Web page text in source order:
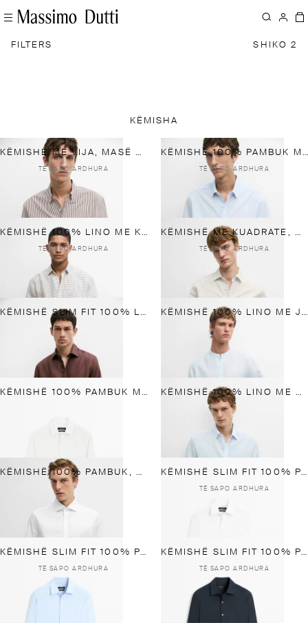
FILTERS SHIKO 2
KËMISHA
KËMISHË ME VIJA, MASË KLASIKE, 100% PAMBUK
TË SAPO ARDHURA
KËMISHË 100% PAMBUK ME VIJA DHE MASË KLASIKE
TË SAPO ARDHURA
KËMISHË 100% LINO ME KUADRATE DHE MASË KLASIKE
TË SAPO ARDHURA
KËMISHË ME KUADRATE, MASË KLASIKE, 100% PAMBUK
TË SAPO ARDHURA
KËMISHË SLIM FIT 100% LINO KËMISHË 100% LINO ME JAKË SPORTIVE DHE MASË KLASIKE
KËMISHË 100% PAMBUK ME VIJA KËMISHË 100% LINO ME MASË KLASIKE
KËMISHË 100% PAMBUK, MASË KLASIKE KËMISHË SLIM FIT 100% PAMBUK
TË SAPO ARDHURA
KËMISHË SLIM FIT 100% PAMBUK
TË SAPO ARDHURA
KËMISHË SLIM FIT 100% PAMBUK
TË SAPO ARDHURA